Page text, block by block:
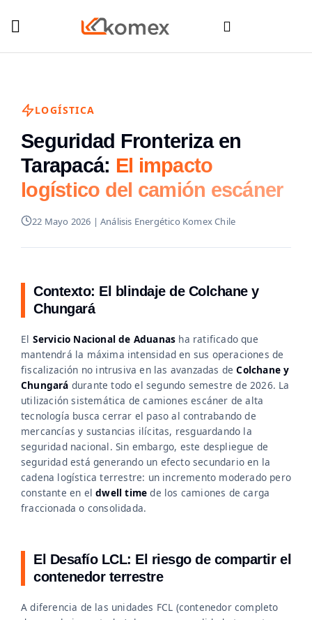
LOGÍSTICA
Seguridad Fronteriza en
Tarapacá: El impacto
logístico del camión escáner
22 Mayo 2026 | Análisis Energético Komex Chile
Contexto: El blindaje de Colchane y
Chungará
El Servicio Nacional de Aduanas ha ratificado que
mantendrá la máxima intensidad en sus operaciones de
fiscalización no intrusiva en las avanzadas deColchane y
Chungará durante todo el segundo semestre de 2026. La
utilización sistemática de camiones escáner de alta
tecnología busca cerrar el paso al contrabando de
mercancías y sustancias ilícitas, resguardando la
seguridad nacional. Sin embargo, este despliegue de
seguridad está generando un efecto secundario en la
cadena logística terrestre: un incremento moderado pero
constante en eldwell time de los camiones de carga
fraccionada o consolidada.
El Desafío LCL: El riesgo de compartir el
contenedor terrestre
A diferencia de las unidades FCL (contenedor completo